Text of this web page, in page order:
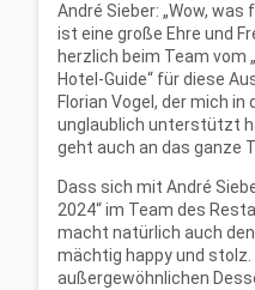
André Sieber: „Wow,
ist eine große Ehre und
herzlich beim Team vom
Hotel-Guide“ für diese
Florian Vogel, der mich
unglaublich unterstützt
geht auch an das ganze
Dass sich mit André
2024“ im Team des
macht natürlich auch den
mächtig happy und stolz.
außergewöhnlichen